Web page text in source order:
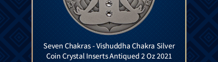
Seven Chakras - Vishuddha Chakra Silver
Coin Crystal Inserts Antiqued 2 Oz 2021